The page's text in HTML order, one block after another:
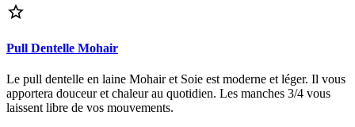

Pull Dentelle Mohair
Le pull dentelle en laine Mohair et Soie est moderne et léger. Il vous
apportera douceur et chaleur au quotidien. Les manches 3/4 vous
laissent libre de vos mouvements.